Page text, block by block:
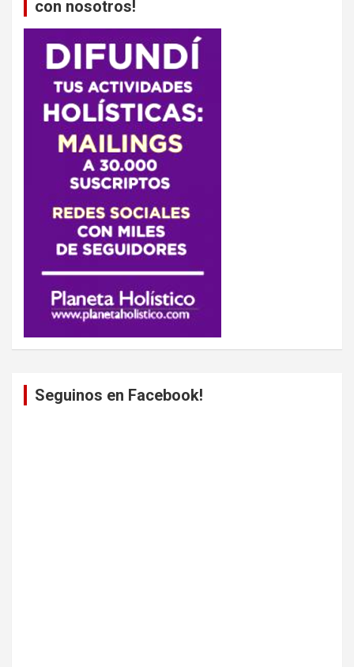
con nosotros!
Seguinos en Facebook!